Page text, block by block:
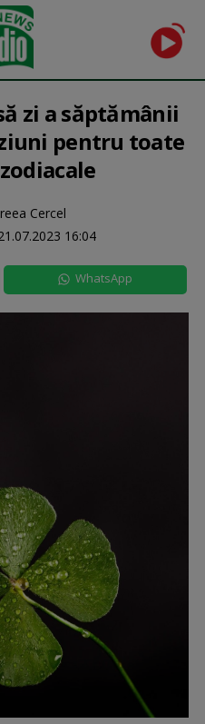
zi a săptămânii
pentru toate
Cercel
16:04
WhatsApp